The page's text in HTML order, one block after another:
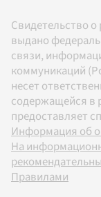
Свидетельство
выдано
связи,
коммуникаций
несет
содержащейся в
предоставляет
Информация об
На
Правилами